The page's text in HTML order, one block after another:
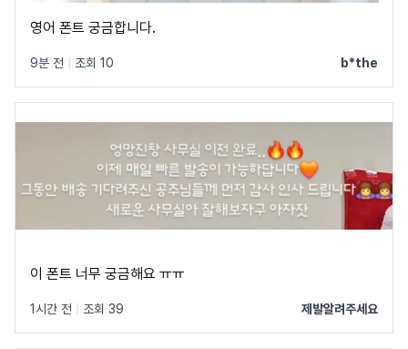
영어 폰트 궁금합니다.
9분 전 조회 10 b*the
이 폰트 너무 궁금해요 ㅠㅠ
1시간 전 조회 39 제발알려주세요